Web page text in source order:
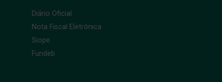
Diário Oficial
Nota Fiscal Eletrônica
Siope
Fundeb